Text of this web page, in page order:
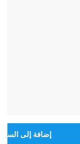
إضافة إلى السلة